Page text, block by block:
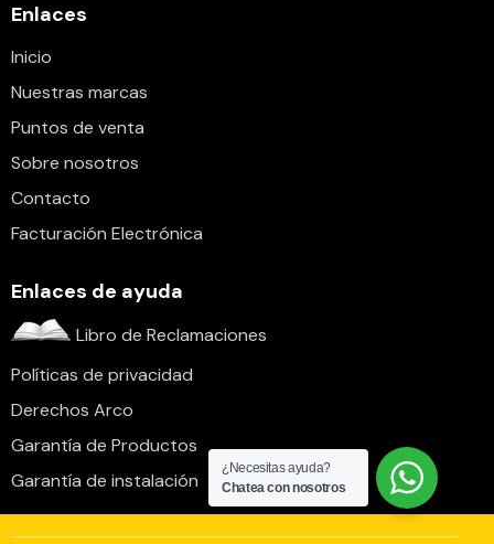
Enlaces
Inicio
Nuestras marcas
Puntos de venta
Sobre nosotros
Contacto
Facturación Electrónica
Enlaces de ayuda
Libro de Reclamaciones
Políticas de privacidad
Derechos Arco
Garantía de Productos
Garantía de instalación
¿Necesitas ayuda?
Chatea con nosotros